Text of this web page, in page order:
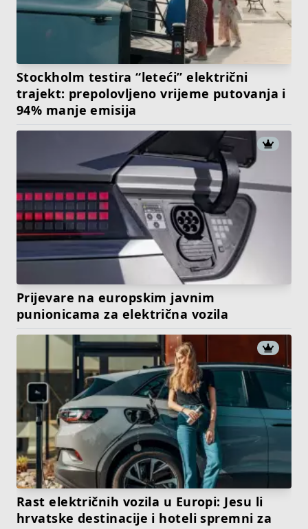
Stockholm testira “leteći” električni
trajekt: prepolovljeno vrijeme putovanja i
94% manje emisija
Prijevare na europskim javnim
punionicama za električna vozila
Rast električnih vozila u Europi: Jesu li
hrvatske destinacije i hoteli spremni za